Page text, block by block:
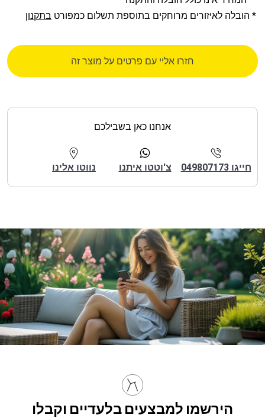
* הובלה לאיזורים מרוחקים בתוספת תשלום כמפורט בתקנון
חזרו אליי עם פרטים על מוצר זה
אנחנו כאן בשבילכם
חייגו 049807173 צ'וטטו איתנו נווטו אלינו
הירשמו למבצעים בלעדיים וקבלו